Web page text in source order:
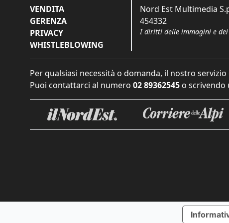
VENDITA
GERENZA
PRIVACY
WHISTLEBLOWING
Nord Est Multimedia
454332
I diritti delle immagini e dei
Per qualsiasi necessità o domanda, il nostro
Puoi contattarci al numero 02 89362545 o scrivendo